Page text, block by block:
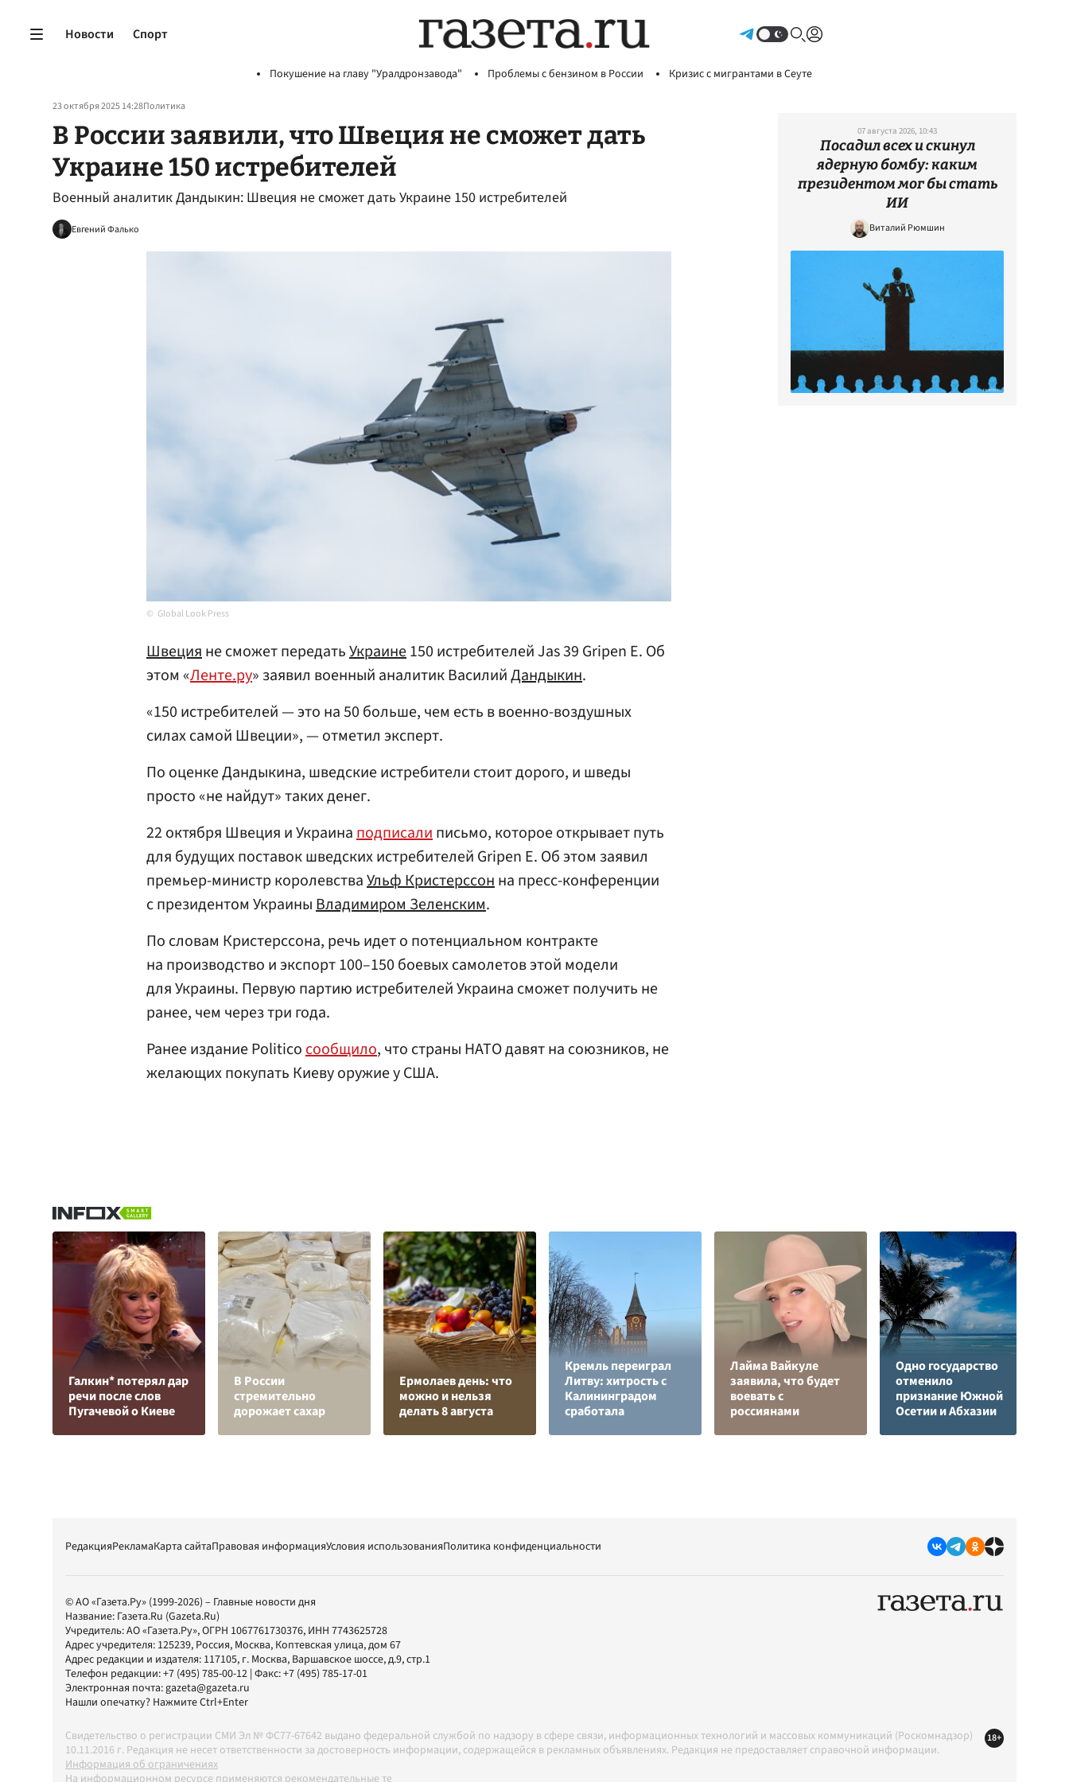
Новости Спорт
Покушение на главу "Уралдронзавода" Проблемы с бензином в России Кризис с мигрантами в Сеуте
23 октября 2025 14:28Политика
В России заявили, что Швеция не сможет дать
Украине 150 истребителей
Военный аналитик Дандыкин: Швеция не сможет дать Украине 150 истребителей
Евгений Фалько
Global Look Press
Швецияне сможет передатьУкраине150 истребителей Jas 39 Gripen Е. Об
этом «Ленте.ру» заявил военный аналитик ВасилийДандыкин.
«150 истребителей — это на 50 больше, чем есть в военно-воздушных
силах самой Швеции», — отметил эксперт.
По оценке Дандыкина, шведские истребители стоит дорого, и шведы
просто «не найдут» таких денег.
22 октября Швеция и Украинаподписалиписьмо, которое открывает путь
для будущих поставок шведских истребителей Gripen E. Об этом заявил
премьер-министр королевстваУльф Кристерссонна пресс-конференции
с президентом УкраиныВладимиром Зеленским.
По словам Кристерссона, речь идет о потенциальном контракте
на производство и экспорт 100–150 боевых самолетов этой модели
для Украины. Первую партию истребителей Украина сможет получить не
ранее, чем через три года.
Ранее издание Politicoсообщило, что страны НАТО давят на союзников, не
желающих покупать Киеву оружие у США.
07 августа 2026, 10:43
Посадил всех и скинул
ядерную бомбу: каким
президентом мог бы стать
ИИ
Виталий Рюмшин
Галкин* потерял дар
речи после слов
Пугачевой о Киеве
В России
стремительно
дорожает сахар
Ермолаев день: что
можно и нельзя
делать 8 августа
Кремль переиграл
Литву: хитрость с
Калининградом
сработала
Лайма Вайкуле
заявила, что будет
воевать с
россиянами
Одно государство
отменило
признание Южной
Осетии и Абхазии
РедакцияРекламаКарта сайтаПравовая информацияУсловия использованияПолитика конфиденциальности
© АО «Газета.Ру» (1999-2026) – Главные новости дня
Название: Газета.Ru (Gazeta.Ru)
Учредитель:АО «Газета.Ру», ОГРН 1067761730376, ИНН 7743625728
Адрес учредителя: 125239, Россия, Москва, Коптевская улица, дом 67
Адрес редакции и издателя: 117105, г. Москва, Варшавское шоссе, д.9, стр.1
Телефон редакции:+7 (495) 785-00-12 | Факс:+7 (495) 785-17-01
Электронная почта:gazeta@gazeta.ru
Нашли опечатку? Нажмите Ctrl+Enter
Свидетельство о регистрации СМИ Эл № ФС77-67642 выдано федеральной службой по надзору в сфере связи, информационных технологий и массовых коммуникаций (Роскомнадзор)
10.11.2016 г. Редакция не несет ответственности за достоверность информации, содержащейся в рекламных объявлениях. Редакция не предоставляет справочной информации.
Информация об ограничениях
На информационном ресурсе применяются рекомендательные технологии в соответствии с Правилами
18+